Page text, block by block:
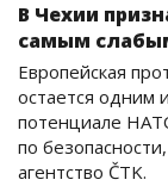
В Чехии
самым
Европейская
остается одним
потенциале
по
агентство ČTK.